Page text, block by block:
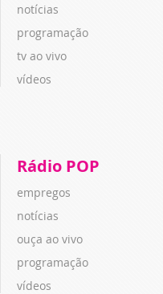
notícias
programação
tv ao vivo
vídeos
Rádio POP
empregos
notícias
ouça ao vivo
programação
vídeos